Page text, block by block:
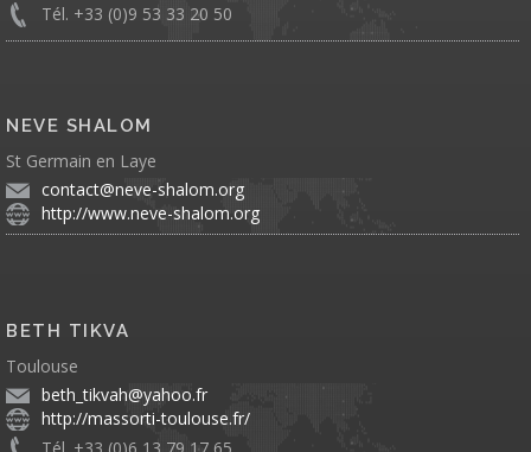
Tél. +33 (0)9 53 33 20 50
NEVE SHALOM
St Germain en Laye
contact@neve-shalom.org
http://www.neve-shalom.org
BETH TIKVA
Toulouse
beth_tikvah@yahoo.fr
http://massorti-toulouse.fr/